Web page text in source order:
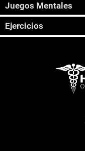
Juegos Mentales
Ejercicios